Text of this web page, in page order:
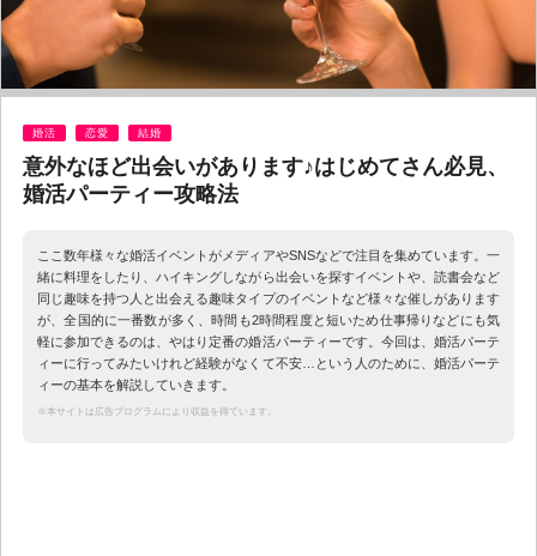
婚活 恋愛 結婚
意外なほど出会いがあります♪はじめてさん必見、
婚活パーティー攻略法
ここ数年様々な婚活イベントがメディアやSNSなどで注目を集めています。一
緒に料理をしたり、ハイキングしながら出会いを探すイベントや、読書会など
同じ趣味を持つ人と出会える趣味タイプのイベントなど様々な催しがあります
が、全国的に一番数が多く、時間も2時間程度と短いため仕事帰りなどにも気
軽に参加できるのは、やはり定番の婚活パーティーです。今回は、婚活パーテ
ィーに行ってみたいけれど経験がなくて不安…という人のために、婚活パーテ
ィーの基本を解説していきます。
※本サイトは広告プログラムにより収益を得ています。